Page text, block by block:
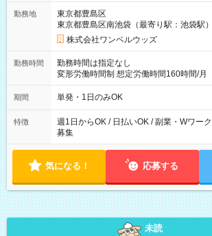
勤務地
東京都豊島区
東京都豊島区南池袋（最寄り駅：池袋駅）
株式会社ワンベルウッズ
勤務時間
勤務時間は指定なし
変形労働時間制 想定労働時間160時間/月 【シフト例】 ・8：00
～21：00
期間 単発・1日のみOK
特徴
週1日からOK / 日払いOK / 副業・Wワー
募集
気になる！ 応募する
未読